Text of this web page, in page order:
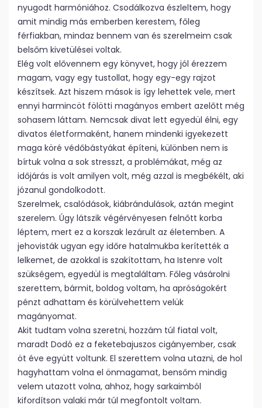
nyugodt harmóniához. Csodálkozva észleltem, hogy
amit mindig más emberben kerestem, főleg
férfiakban, mindaz bennem van és szerelmeim csak
belsőm kivetülései voltak.
Elég volt elővennem egy könyvet, hogy jól érezzem
magam, vagy egy tustollat, hogy egy-egy rajzot
készítsek. Azt hiszem mások is így lehettek vele, mert
ennyi harmincöt fölötti magányos embert azelőtt még
sohasem láttam. Nemcsak divat lett egyedül élni, egy
divatos életformaként, hanem mindenki igyekezett
maga köré védőbástyákat építeni, különben nem is
bírtuk volna a sok stresszt, a problémákat, még az
időjárás is volt amilyen volt, még azzal is megbékélt, aki
józanul gondolkodott.
Szerelmek, csalódások, kiábrándulások, aztán megint
szerelem. Úgy látszik végérvényesen felnőtt korba
léptem, mert ez a korszak lezárult az életemben. A
jehovisták ugyan egy időre hatalmukba kerítették a
lelkemet, de azokkal is szakítottam, ha Istenre volt
szükségem, egyedül is megtaláltam. Főleg vásárolni
szerettem, bármit, boldog voltam, ha apróságokért
pénzt adhattam és körülvehettem velük
magányomat.
Akit tudtam volna szeretni, hozzám túl fiatal volt,
maradt Dodó ez a feketebajuszos cigányember, csak
öt éve együtt voltunk. El szerettem volna utazni, de hol
hagyhattam volna el önmagamat, bensőm mindig
velem utazott volna, ahhoz, hogy sarkaimból
kifordítson valaki már túl megfontolt voltam.